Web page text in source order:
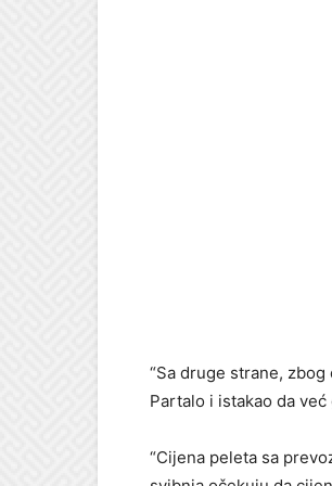
“Sa druge strane,
Partalo i istakao da
“Cijena peleta sa